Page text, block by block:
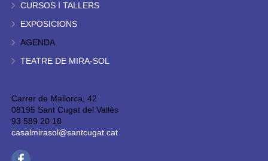
CURSOS I TALLERS
EXPOSICIONS
AGENDA
TEATRE DE MIRA-SOL
Carrer de Mallorca, 42
08195 Sant Cugat del Vallès
93 589 20 18
casalmirasol@santcugat.cat